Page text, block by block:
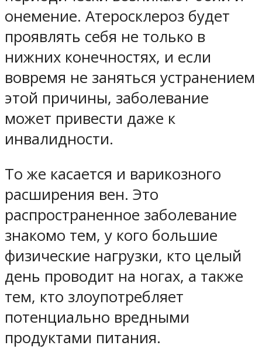
онемение. Атеросклероз будет
проявлять себя не только в
нижних конечностях, и если
вовремя не заняться устранением
этой причины, заболевание
может привести даже к
инвалидности.
То же касается и варикозного
расширения вен. Это
распространенное заболевание
знакомо тем, у кого большие
физические нагрузки, кто целый
день проводит на ногах, а также
тем, кто злоупотребляет
потенциально вредными
продуктами питания.